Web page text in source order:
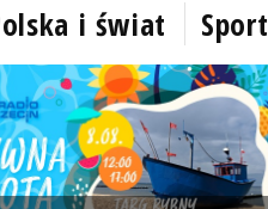
i świat Sport